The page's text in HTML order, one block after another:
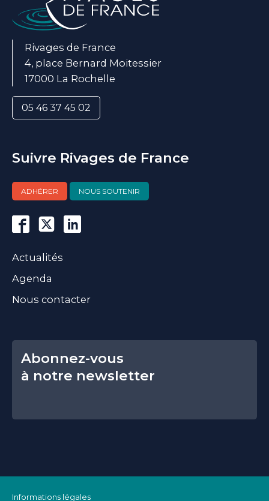
Rivages de France
4, place Bernard Moitessier
17000 La Rochelle
05 46 37 45 02
Suivre Rivages de France
ADHÉRER NOUS SOUTENIR
Actualités
Agenda
Nous contacter
Abonnez-vous
à notre newsletter
Informations légales